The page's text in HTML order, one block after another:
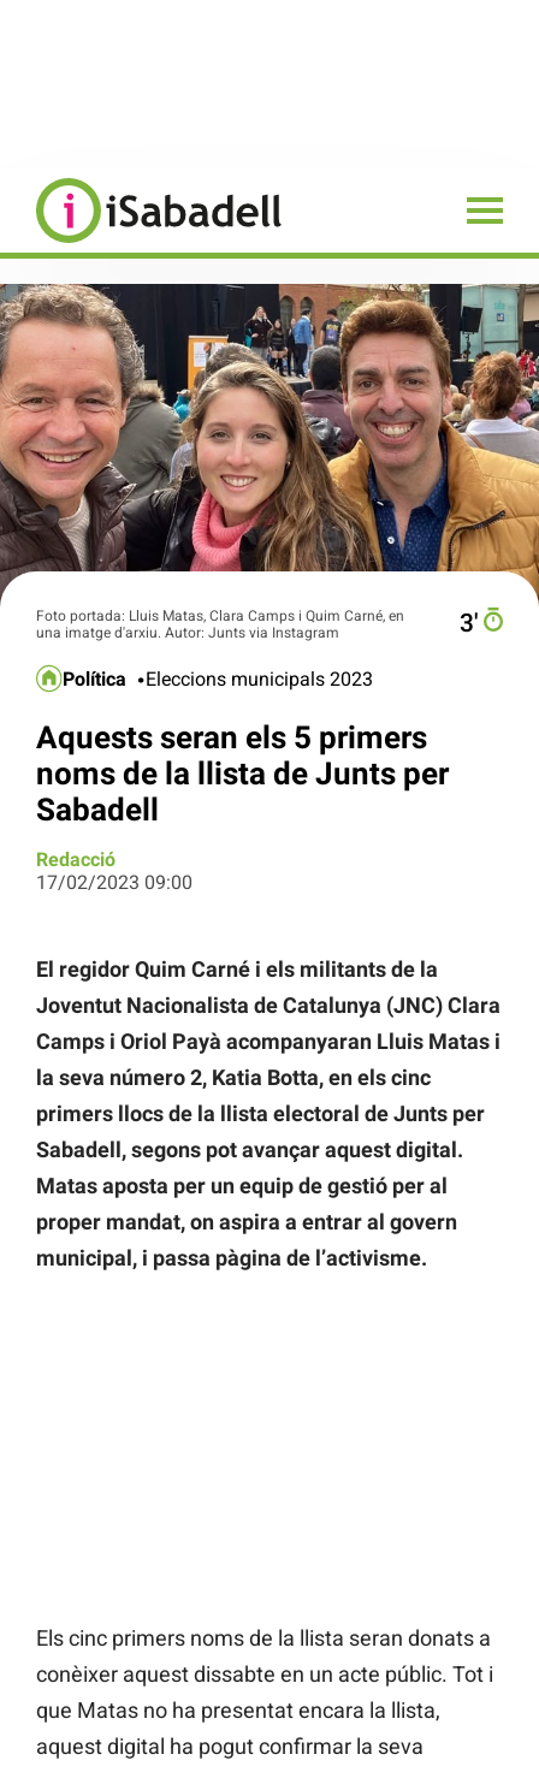
Foto portada: Lluis Matas, Clara Camps i Quim Carné, en
una imatge d'arxiu. Autor: Junts via Instagram
3′
Política Eleccions municipals 2023
Aquests seran els 5 primers
noms de la llista de Junts per
Sabadell
Redacció
17/02/2023 09:00
El regidor Quim Carné i els militants de la
Joventut Nacionalista de Catalunya (JNC) Clara
Camps i Oriol Payà acompanyaran Lluis Matas i
la seva número 2, Katia Botta, en els cinc
primers llocs de la llista electoral de Junts per
Sabadell, segons pot avançar aquest digital.
Matas aposta per un equip de gestió per al
proper mandat, on aspira a entrar al govern
municipal, i passa pàgina de l’activisme.
Els cinc primers noms de la llista seran donats a
conèixer aquest dissabte en un acte públic. Tot i
que Matas no ha presentat encara la llista,
aquest digital ha pogut confirmar la seva